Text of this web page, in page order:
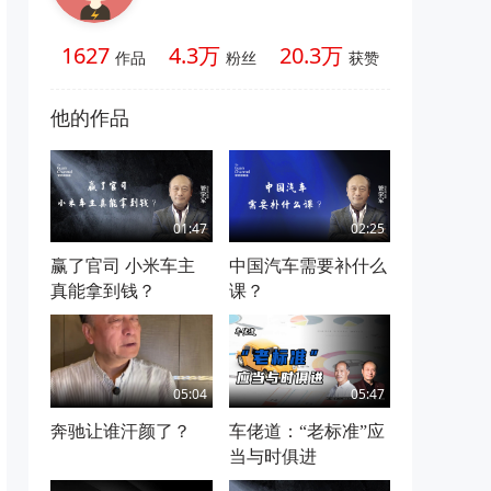
1627 作品 4.3万 粉丝 20.3万 获赞
他的作品
01:47
赢了官司 小米车主
真能拿到钱？
02:25
中国汽车需要补什么
课？
05:04
奔驰让谁汗颜了？
05:47
车佬道：“老标准”应
当与时俱进